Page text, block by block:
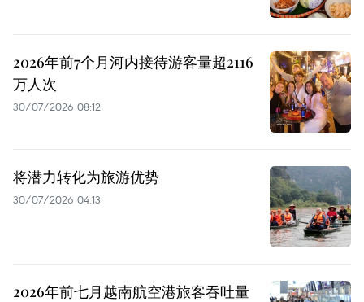
2026年前7个月河内接待游客量超2116
万人次
30/07/2026 08:12
将潜力转化为旅游优势
30/07/2026 04:13
2026年前七月越南航空港旅客吞吐量